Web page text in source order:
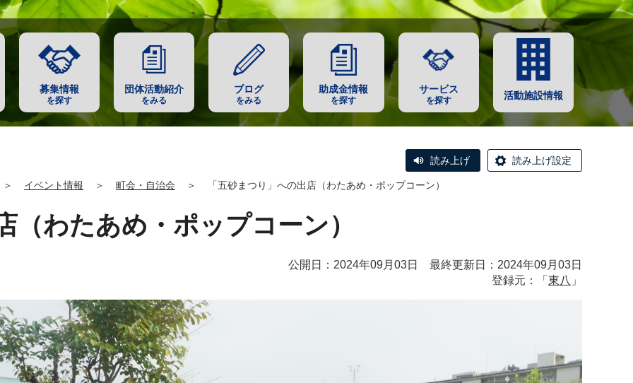
募集情報
を探す
団体活動紹介
をみる
ブログ
をみる
助成金情報
を探す
サービス
を探す 活動施設情報
読み上げ 読み上げ設定
＞ イベント情報 ＞ 町会・自治会 ＞ 「五砂まつり」への出店（わたあめ・ポップコーン）
わたあめ・ポップコーン）
公開日：2024年09月03日 最終更新日：2024年09月03日
登録元：「 東八 」